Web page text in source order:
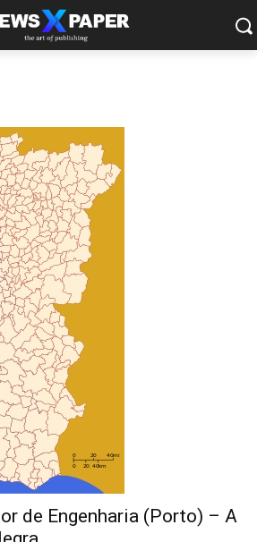
de Engenharia (Porto) – A